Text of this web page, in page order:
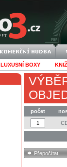
LUXUSNÍ BOXY
počet